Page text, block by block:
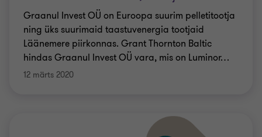
Graanul Invest OÜ on Euroopa suurim pelletitootja
ning üks suurimaid taastuvenergia tootjaid
Läänemere piirkonnas. Grant Thornton Baltic
hindas Graanul Invest OÜ vara, mis on Luminor…
12 märts 2020